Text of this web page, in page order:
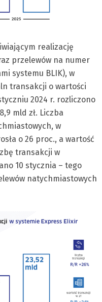
realizację
przelewów na numer
systemu BLIK), w
transakcji o wartości
2024 r. rozliczono
mld zł. Liczba
w
o 26 proc., a wartość
transakcji w
10 stycznia – tego
natychmiastowych